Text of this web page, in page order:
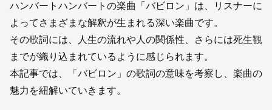
ハンバートハンバートの楽曲「バビロン」は、リスナーに
よってさまざまな解釈が生まれる深い楽曲です。
その歌詞には、人生の流れや人の関係性、さらには死生観
までが織り込まれているように感じられます。
本記事では、「バビロン」の歌詞の意味を考察し、楽曲の
魅力を紐解いていきます。